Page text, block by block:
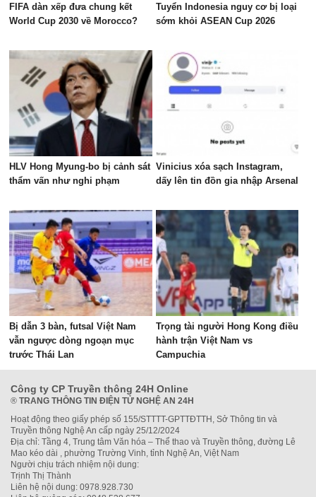
FIFA dàn xếp đưa chung kết
World Cup 2030 về Morocco?
Tuyển Indonesia nguy cơ bị loại
sớm khỏi ASEAN Cup 2026
HLV Hong Myung-bo bị cảnh sát
thẩm vấn như nghi phạm
Vinicius xóa sạch Instagram,
dấy lên tin đồn gia nhập Arsenal
Bị dẫn 3 bàn, futsal Việt Nam
vẫn ngược dòng ngoạn mục
trước Thái Lan
Trọng tài người Hong Kong điều
hành trận Việt Nam vs
Campuchia
Công ty CP Truyền thông 24H Online
® TRANG THÔNG TIN ĐIỆN TỬ NGHỆ AN 24H
Hoạt động theo giấy phép số 155/STTTT-GPTTĐTTH, Sở Thông tin và
Truyền thông Nghệ An cấp ngày 25/12/2024
Địa chỉ: Tầng 4, Trung tâm Văn hóa – Thể thao và Truyền thông, đường Lê
Mao kéo dài , phường Trường Vinh, tỉnh Nghệ An, Việt Nam
Người chịu trách nhiệm nội dung:
Trịnh Thị Thành
Liên hệ nội dung: 0978.928.730